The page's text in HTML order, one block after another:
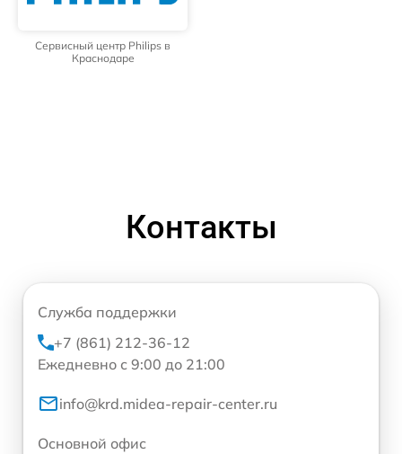
Сервисный центр Philips в
Краснодаре
Контакты
Служба поддержки
+7 (861) 212-36-12
Ежедневно с 9:00 до 21:00
info@krd.midea-repair-center.ru
Основной офис